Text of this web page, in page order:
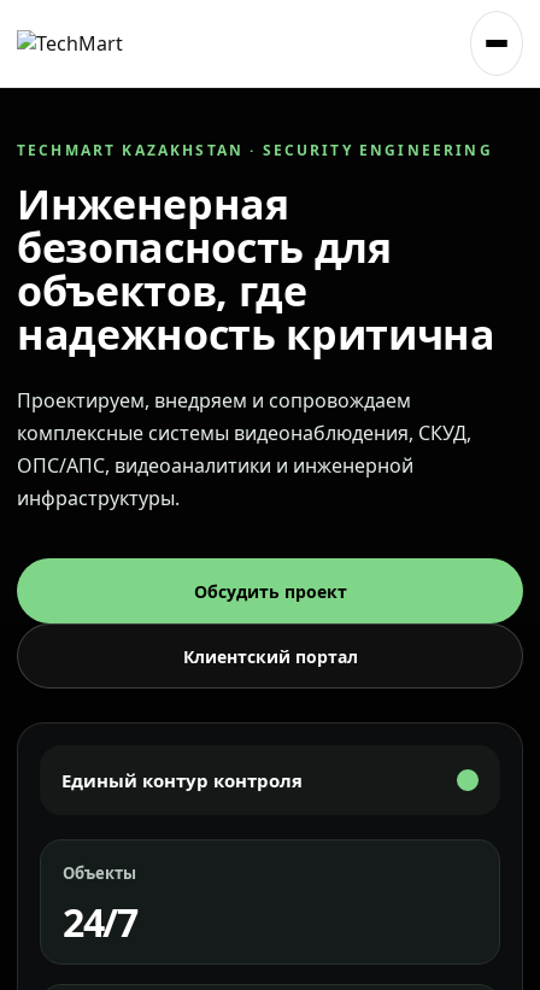
TECHMART KAZAKHSTAN · SECURITY ENGINEERING
Инженерная
безопасность для
объектов, где
надежность критична
Проектируем, внедряем и сопровождаем
комплексные системы видеонаблюдения, СКУД,
ОПС/АПС, видеоаналитики и инженерной
инфраструктуры.
Обсудить проект
Клиентский портал
Единый контур контроля
Объекты
24/7